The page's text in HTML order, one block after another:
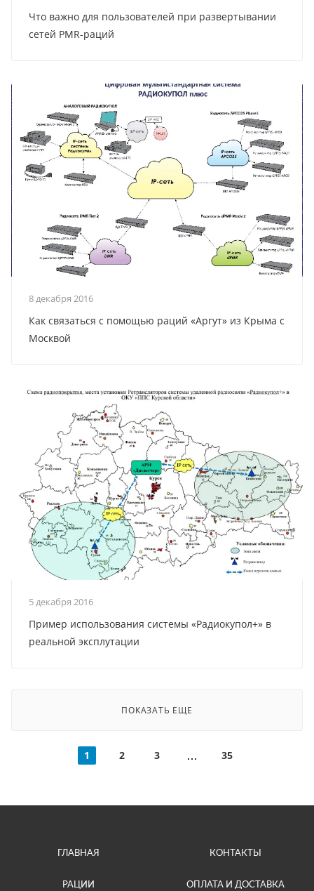
Что важно для пользователей при развертывании
сетей PMR-раций
8 декабря 2016
Как связаться с помощью раций «Аргут» из Крыма с
Москвой
5 декабря 2016
Пример использования системы «Радиокупол+» в
реальной эксплутации
ПОКАЗАТЬ ЕЩЕ
1 2 3 35
ГЛАВНАЯ
РАЦИИ
КОНТАКТЫ
ОПЛАТА И ДОСТАВКА